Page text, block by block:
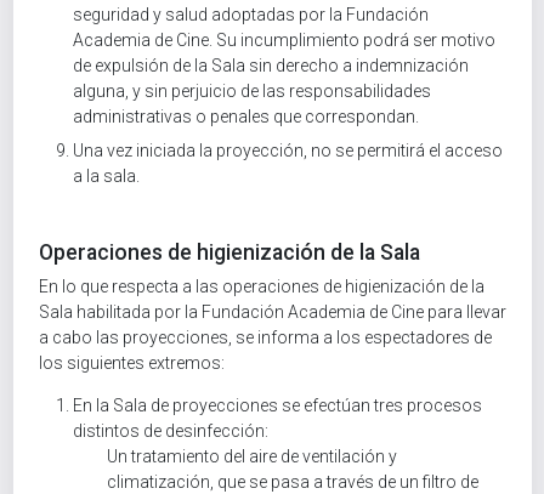
seguridad y salud adoptadas por la Fundación
Academia de Cine. Su incumplimiento podrá ser motivo
de expulsión de la Sala sin derecho a indemnización
alguna, y sin perjuicio de las responsabilidades
administrativas o penales que correspondan.
Una vez iniciada la proyección, no se permitirá el acceso
a la sala.
Operaciones de higienización de la Sala
En lo que respecta a las operaciones de higienización de la
Sala habilitada por la Fundación Academia de Cine para llevar
a cabo las proyecciones, se informa a los espectadores de
los siguientes extremos:
En la Sala de proyecciones se efectúan tres procesos
distintos de desinfección:
Un tratamiento del aire de ventilación y
climatización, que se pasa a través de un filtro de